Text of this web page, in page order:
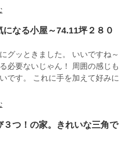
になる小屋～74.11坪２８０
グッときました。 いいですね～
必要ないじゃん！ 周囲の感じも
です。 これに手を加えて好みに
３つ！の家。きれいな三角で